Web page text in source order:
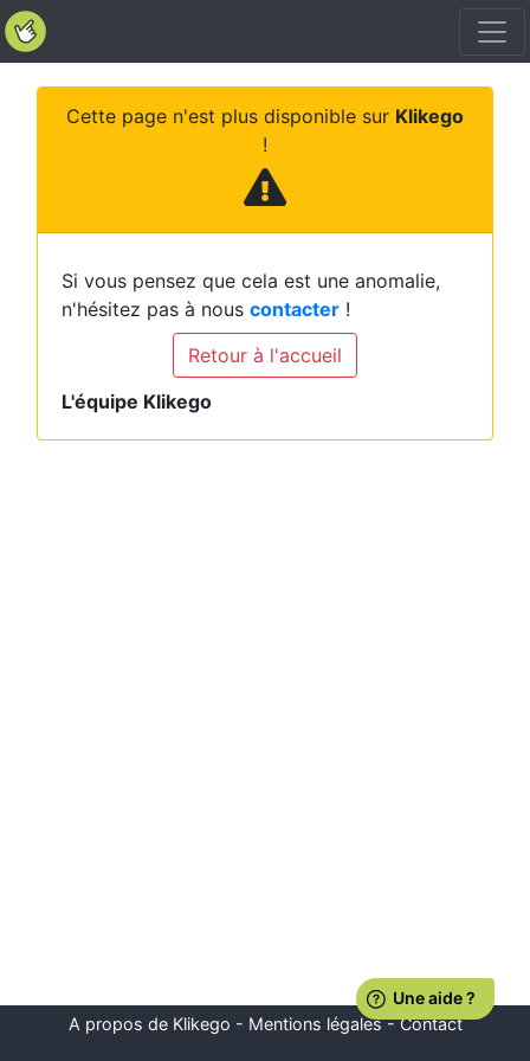
Cette page n'est plus disponible sur Klikego
!
Si vous pensez que cela est une anomalie,
n'hésitez pas à nous contacter !
Retour à l'accueil
L'équipe Klikego
A propos de Klikego - Mentions légales-Contact